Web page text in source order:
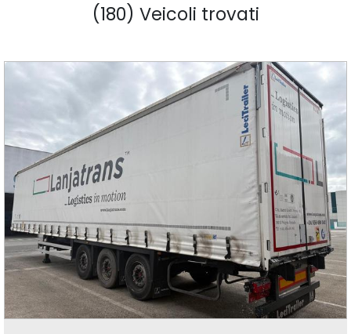
(180) Veicoli trovati